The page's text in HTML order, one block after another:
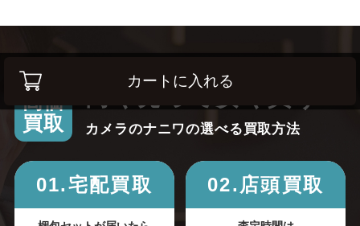
カートに入れる
高価
買取
高く売って安く買う！
カメラのナニワの選べる買取方法
01.宅配買取 02.店頭買取